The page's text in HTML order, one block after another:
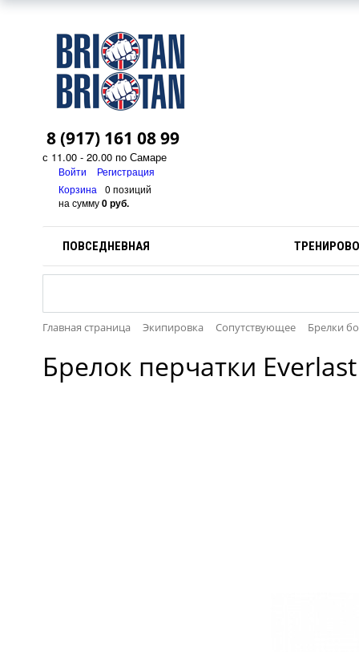
8 (917) 161 08 99
с 11.00 - 20.00 по Самаре
Войти
Регистрация
Корзина
0 позиций
на сумму0 руб.
ПОВСЕДНЕВНАЯ
Главная страница Экипировка Сопутствующее Брелки
Брелок перчатки